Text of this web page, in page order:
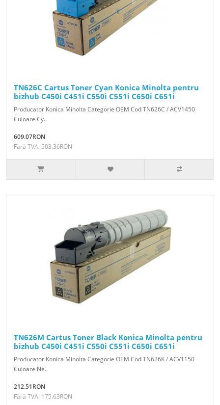
TN626C Cartus Toner Cyan Konica Minolta pentru
bizhub C450i C451i C550i C551i C650i C651i
Producator Konica Minolta Categorie OEM Cod TN626C / ACV1450
Culoare Cy..
609.07RON
Fără TVA: 503.36RON
TN626M Cartus Toner Black Konica Minolta pentru
bizhub C450i C451i C550i C551i C650i C651i
Producator Konica Minolta Categorie OEM Cod TN626K / ACV1150
Culoare Ne..
212.51RON
Fără TVA: 175.63RON